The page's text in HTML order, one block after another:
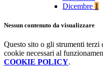
Dicembre 1
Nessun contenuto da visualizzare
Questo sito o gli strumenti
cookie necessari al
COOKIE POLICY.